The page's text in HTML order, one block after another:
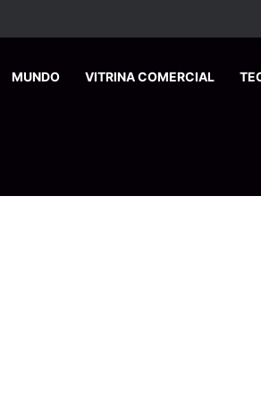
de Nicoya y matan a paciente a balazos
MUNDO VITRINA COMERCIAL